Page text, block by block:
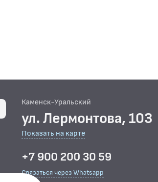
Каменск-Уральский
ул. Лермонтова, 103
Показать на карте
+7 900 200 30 59
Связаться через Whatsapp